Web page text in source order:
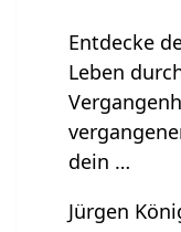
Entdecke
Leben
dein …
Jürgen